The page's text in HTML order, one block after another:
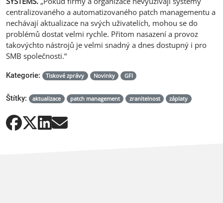
centralizovaného a automatizovaného patch managementu a
nechávají aktualizace na svých uživatelích, mohou se do
problémů dostat velmi rychle. Přitom nasazení a provoz
takovýchto nástrojů je velmi snadný a dnes dostupný i pro
SMB společnosti.“
Kategorie: Tiskové zprávy Novinky GFI
Štítky: aktualizace patch management zranitelnost záplaty